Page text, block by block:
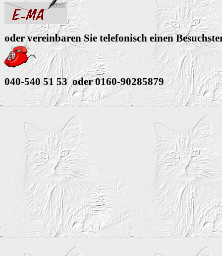
oder vereinbaren Sie telefonisch einen
040-540 51 53 oder 0160-90285879